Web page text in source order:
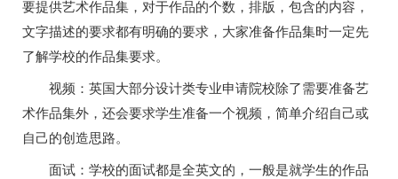
要提供艺术作品集，对于作品的个数，排版，包含的内容，
文字描述的要求都有明确的要求，大家准备作品集时一定先
了解学校的作品集要求。
视频：英国大部分设计类专业申请院校除了需要准备艺
术作品集外，还会要求学生准备一个视频，简单介绍自己或
自己的创造思路。
面试：学校的面试都是全英文的，一般是就学生的作品